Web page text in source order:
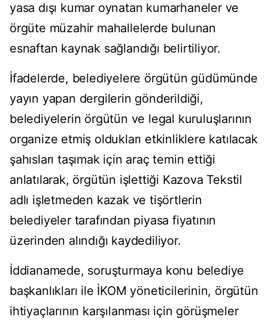
yasa dışı kumar oynatan kumarhaneler ve
örgüte müzahir mahallelerde bulunan
esnaftan kaynak sağlandığı belirtiliyor.
İfadelerde, belediyelere örgütün güdümünde
yayın yapan dergilerin gönderildiği,
belediyelerin örgütün ve legal kuruluşlarının
organize etmiş oldukları etkinliklere katılacak
şahısları taşımak için araç temin ettiği
anlatılarak, örgütün işlettiği Kazova Tekstil
adlı işletmeden kazak ve tişörtlerin
belediyeler tarafından piyasa fiyatının
üzerinden alındığı kaydediliyor.
İddianamede, soruşturmaya konu belediye
başkanlıkları ile İKOM yöneticilerinin, örgütün
ihtiyaçlarının karşılanması için görüşmeler